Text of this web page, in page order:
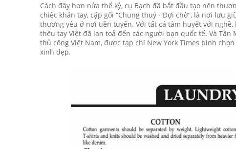
Cách đây hơn nửa thế kỷ, cụ Bạch đã bắt đầu tạo nên
chiếc khăn tay, cặp gối “Chung thuỷ - Đợi chờ”, là nơi lưu
thương yêu ở nơi tiền tuyến. Với tất cả tâm huyết với
thêu tay Việt đã lan toả đến các người bạn quốc tế. Và
thủ công Việt Nam, được tạp chí New York Times bình
xinh đẹp.